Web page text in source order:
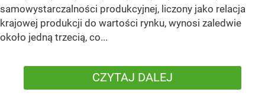
samowystarczalności produkcyjnej, liczony jako relacja
krajowej produkcji do wartości rynku, wynosi zaledwie
około jedną trzecią, co...
CZYTAJ DALEJ